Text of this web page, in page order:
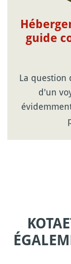
guide
La question
d'un